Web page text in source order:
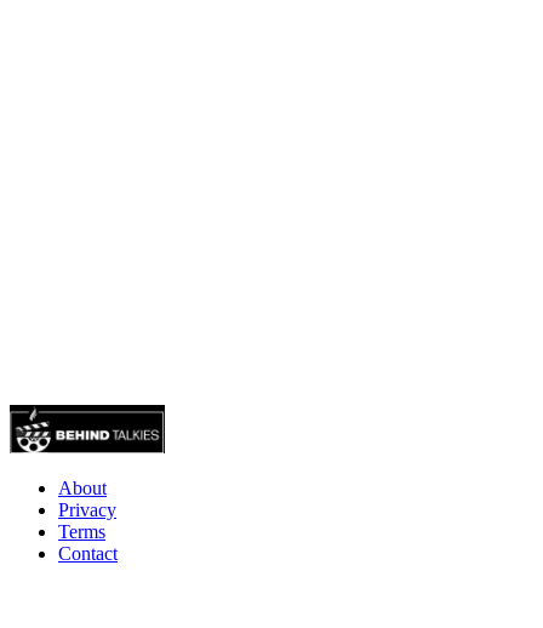
About
Privacy
Terms
Contact